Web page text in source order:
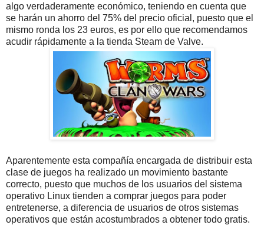
algo verdaderamente económico, teniendo en cuenta que
se harán un ahorro del 75% del precio oficial, puesto que el
mismo ronda los 23 euros, es por ello que recomendamos
acudir rápidamente a la tienda Steam de Valve.
Aparentemente esta compañía encargada de distribuir esta
clase de juegos ha realizado un movimiento bastante
correcto, puesto que muchos de los usuarios del sistema
operativo Linux tienden a comprar juegos para poder
entretenerse, a diferencia de usuarios de otros sistemas
operativos que están acostumbrados a obtener todo gratis.